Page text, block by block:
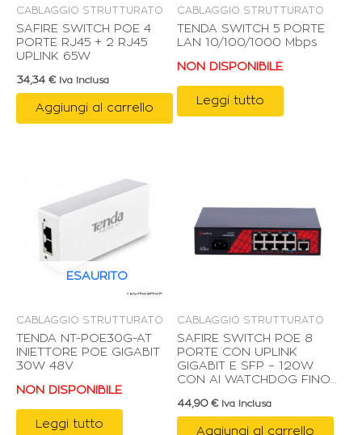
CABLAGGIO STRUTTURATO
SAFIRE SWITCH POE 4
PORTE RJ45 + 2 RJ45
UPLINK 65W
34,34 € Iva Inclusa
Aggiungi al carrello
CABLAGGIO STRUTTURATO
TENDA SWITCH 5 PORTE
LAN 10/100/1000 Mbps
NON DISPONIBILE
Leggi tutto
ESAURITO
CABLAGGIO STRUTTURATO
TENDA NT-POE30G-AT
INIETTORE POE GIGABIT
30W 48V
NON DISPONIBILE
Leggi tutto
CABLAGGIO STRUTTURATO
SAFIRE SWITCH POE 8
PORTE CON UPLINK
GIGABIT E SFP – 120W
CON AI WATCHDOG FINO
44,90 € Iva Inclusa
Aggiungi al carrello